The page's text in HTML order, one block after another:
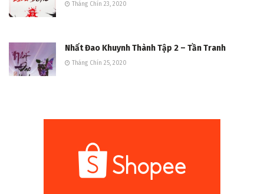
Tháng Chín 23, 2020
Nhất Đao Khuynh Thành Tập 2 – Tần Tranh
Tháng Chín 25, 2020